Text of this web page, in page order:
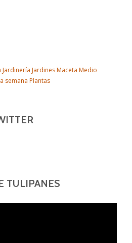
Jardinería JardinesMaceta Medio
semana Plantas
TULIPANES